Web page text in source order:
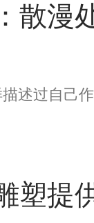
散漫
自己作画
塑提